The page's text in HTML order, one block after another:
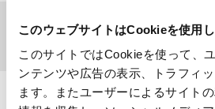
このウェブサイトはCookieを使用
このサイトではCookieを使って、
ンテンツや広告の表示、トラフィ
ます。またユーザーによるサイト
ホーム
相談できる病院をさがす
都道府県からさがす-部位を選ぶ